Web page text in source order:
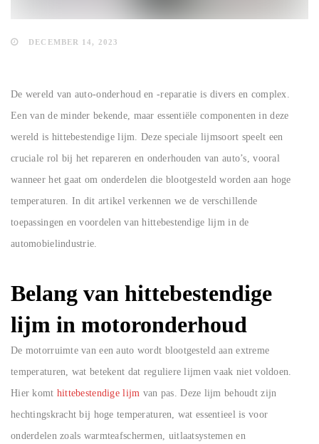
DECEMBER 14, 2023
De wereld van auto-onderhoud en -reparatie is divers en complex.
Een van de minder bekende, maar essentiële componenten in deze
wereld is hittebestendige lijm. Deze speciale lijmsoort speelt een
cruciale rol bij het repareren en onderhouden van auto’s, vooral
wanneer het gaat om onderdelen die blootgesteld worden aan hoge
temperaturen. In dit artikel verkennen we de verschillende
toepassingen en voordelen van hittebestendige lijm in de
automobielindustrie.
Belang van hittebestendige
lijm in motoronderhoud
De motorruimte van een auto wordt blootgesteld aan extreme
temperaturen, wat betekent dat reguliere lijmen vaak niet voldoen.
Hier komt hittebestendige lijm van pas. Deze lijm behoudt zijn
hechtingskracht bij hoge temperaturen, wat essentieel is voor
onderdelen zoals warmteafschermen, uitlaatsystemen en